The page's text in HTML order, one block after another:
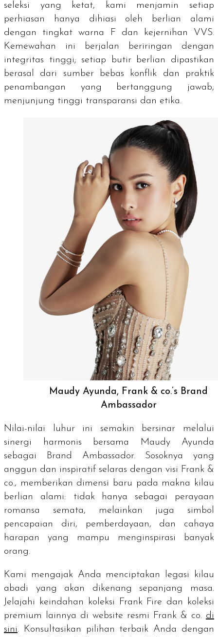
seleksi yang ketat, kami menjamin setiap
perhiasan hanya dihiasi oleh berlian alami
dengan tingkat warna F dan kejernihan VVS.
Kemewahan ini berjalan beriringan dengan
integritas tinggi; setiap butir berlian dipastikan
berasal dari sumber bebas konflik dan praktik
penambangan yang bertanggung jawab,
menjunjung tinggi transparansi dan etika.
Maudy Ayunda, Frank & co.’s Brand
Ambassador
Nilai-nilai luhur ini semakin bersinar melalui
sinergi harmonis bersama Maudy Ayunda
sebagai Brand Ambassador. Sosoknya yang
anggun dan inspiratif selaras dengan visi Frank &
co., memberikan dimensi baru pada makna kilau
berlian alami: tidak hanya sebagai perayaan
romansa semata, melainkan juga simbol
pencapaian diri, pemberdayaan, dan cahaya
harapan yang mampu menginspirasi banyak
orang.
Kami mengajak Anda menciptakan legasi kilau
abadi yang akan dikenang sepanjang masa.
Jelajahi keindahan koleksi Frank Fire dan koleksi
premium lainnya di website resmi Frank & co. di
sini. Konsultasikan pilihan terbaik Anda dengan